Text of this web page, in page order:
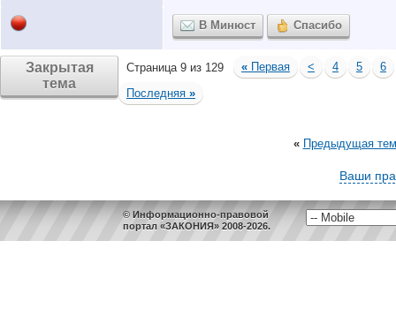
В Минюст Спасибо
Закрытая
тема
Страница 9 из 129 « Первая < 4 5
6
Последняя »
« Предыдущая
Ваши
© Информационно-правовой
портал «ЗАКОНИЯ» 2008-2026.